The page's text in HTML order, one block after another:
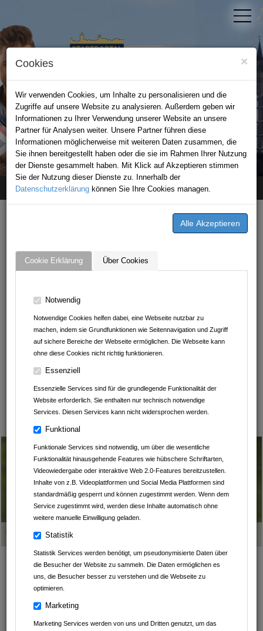
×
Cookies
Wir verwenden Cookies, um Inhalte zu personalisieren und die
Zugriffe auf unsere Website zu analysieren. Außerdem geben wir
Informationen zu Ihrer Verwendung unserer Website an unsere
Partner für Analysen weiter. Unsere Partner führen diese
Informationen möglicherweise mit weiteren Daten zusammen, die
Sie ihnen bereitgestellt haben oder die sie im Rahmen Ihrer Nutzung
der Dienste gesammelt haben. Mit Klick auf Akzeptieren stimmen
Sie der Nutzung dieser Dienste zu. Innerhalb der
Datenschutzerklärung können Sie Ihre Cookies managen.
Cookie Erklärung Über Cookies
Notwendig
Notwendige Cookies helfen dabei, eine Webseite nutzbar zu
machen, indem sie Grundfunktionen wie Seitennavigation und Zugriff
auf sichere Bereiche der Webseite ermöglichen. Die Webseite kann
ohne diese Cookies nicht richtig funktionieren.
Essenziell
Essenzielle Services sind für die grundlegende Funktionalität der
Website erforderlich. Sie enthalten nur technisch notwendige
Services. Diesen Services kann nicht widersprochen werden.
Funktional
Funktionale Services sind notwendig, um über die wesentliche
Funktionalität hinausgehende Features wie hübschere Schriftarten,
Videowiedergabe oder interaktive Web 2.0-Features bereitzustellen.
Inhalte von z.B. Videoplattformen und Social Media Plattformen sind
standardmäßig gesperrt und können zugestimmt werden. Wenn dem
Service zugestimmt wird, werden diese Inhalte automatisch ohne
weitere manuelle Einwilligung geladen.
Statistik
Statistik Services werden benötigt, um pseudonymisierte Daten über
die Besucher der Website zu sammeln. Die Daten ermöglichen es
uns, die Besucher besser zu verstehen und die Webseite zu
optimieren.
Marketing
Marketing Services werden von uns und Dritten genutzt, um das
STADTPORTAL BAD WIMPFEN
Home News Hilfe für den Leintalzoo
Fahrschule Florian Leichtle
Outdoor Outlet
Betten-Stumpf KG
Praxis der energetischen Heilung
Kartoffelhof Schmälzle
Geschrieben am
Unterstützung für unsere Tiere
HILFE FÜR DEN
LEINTALZOO
Gerne können Sie uns eine GELDSPENDEzukommen lassen: